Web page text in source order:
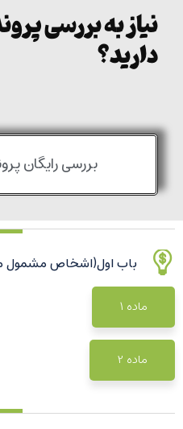
نیاز به بررسی
دارید؟
بررسی رایگان
باب اول(اشخاص مشمول
ماده 1
ماده 2